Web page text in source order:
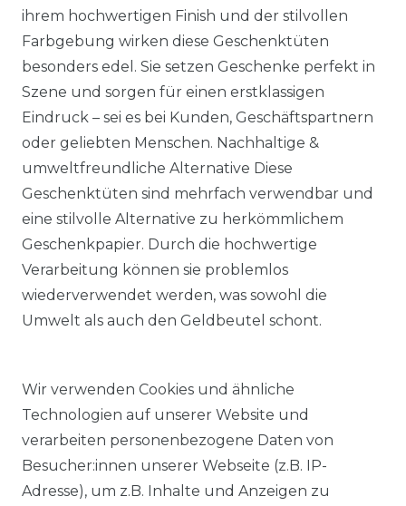
ihrem hochwertigen Finish und der stilvollen
Farbgebung wirken diese Geschenktüten
besonders edel. Sie setzen Geschenke perfekt in
Szene und sorgen für einen erstklassigen
Eindruck – sei es bei Kunden, Geschäftspartnern
oder geliebten Menschen. Nachhaltige &
umweltfreundliche Alternative Diese
Geschenktüten sind mehrfach verwendbar und
eine stilvolle Alternative zu herkömmlichem
Geschenkpapier. Durch die hochwertige
Verarbeitung können sie problemlos
wiederverwendet werden, was sowohl die
Umwelt als auch den Geldbeutel schont.
KOSTENLOSER & SCHNELLER VERSAND
Wir verwenden Cookies und ähnliche
Technologien auf unserer Website und
verarbeiten personenbezogene Daten von
Besucher:innen unserer Webseite (z.B. IP-
Adresse), um z.B. Inhalte und Anzeigen zu